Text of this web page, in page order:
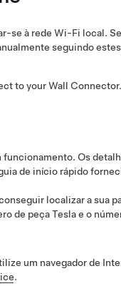
se à rede Wi-Fi local.
seguindo
to your Wall
Os
de início rápido
localizar a sua
de peça Tesla e o
um navegador de
.